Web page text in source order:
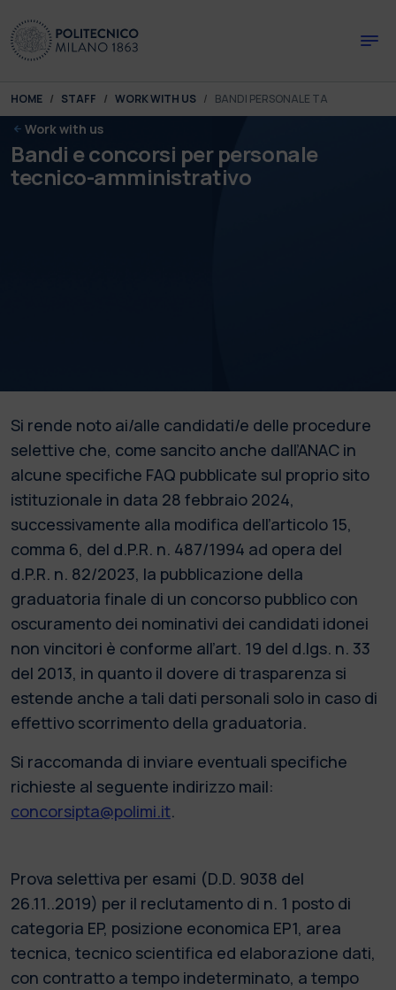
You are here:
HOME STAFF WORK WITH US BANDI PERSONALE TA
Work with us
Bandi e concorsi per personale
tecnico-amministrativo
Si rende noto ai/alle candidati/e delle procedure
selettive che, come sancito anche dall’ANAC in
alcune specifiche FAQ pubblicate sul proprio sito
istituzionale in data 28 febbraio 2024,
successivamente alla modifica dell’articolo 15,
comma 6, del d.P.R. n. 487/1994 ad opera del
d.P.R. n. 82/2023, la pubblicazione della
graduatoria finale di un concorso pubblico con
oscuramento dei nominativi dei candidati idonei
non vincitori è conforme all’art. 19 del d.lgs. n. 33
del 2013, in quanto il dovere di trasparenza si
estende anche a tali dati personali solo in caso di
effettivo scorrimento della graduatoria.
Si raccomanda di inviare eventuali specifiche
richieste al seguente indirizzo mail:
concorsipta@polimi.it.
Prova selettiva per esami (D.D. 9038 del
26.11..2019) per il reclutamento di n. 1 posto di
categoria EP, posizione economica EP1, area
tecnica, tecnico scientifica ed elaborazione dati,
con contratto a tempo indeterminato, a tempo